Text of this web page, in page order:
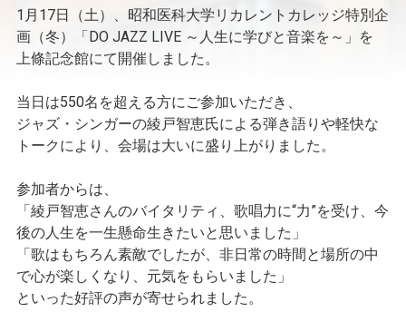
1月17日（土）、昭和医科大学リカレントカレッジ特別企
画（冬）
「DO JAZZ LIVE ～人生に学びと音楽を～」を
上條記念館にて開催しました。
当日は550名を超える方にご参加いただき、
ジャズ・シンガーの綾戸智恵氏による弾き語りや軽快な
トークにより、会場は大いに盛り上がりました。
参加者からは、
「綾戸智恵さんのバイタリティ、歌唱力に“力”を受け、今
後の人生を一生懸命生きたいと思いました」
「歌はもちろん素敵でしたが、非日常の時間と場所の中
で心が楽しくなり、元気をもらいました」
といった好評の声が寄せられました。